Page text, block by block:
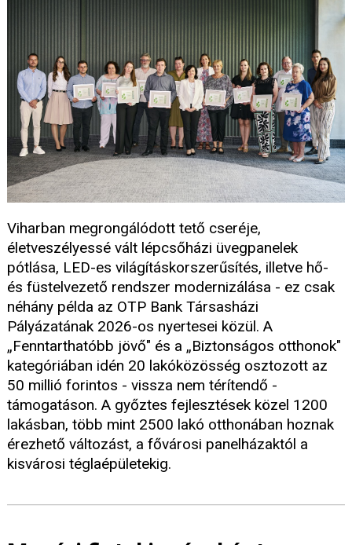
Viharban megrongálódott tető cseréje,
életveszélyessé vált lépcsőházi üvegpanelek
pótlása, LED-es világításkorszerűsítés, illetve hő-
és füstelvezető rendszer modernizálása - ez csak
néhány példa az OTP Bank Társasházi
Pályázatának 2026-os nyertesei közül. A
„Fenntarthatóbb jövő" és a „Biztonságos otthonok"
kategóriában idén 20 lakóközösség osztozott az
50 millió forintos - vissza nem térítendő -
támogatáson. A győztes fejlesztések közel 1200
lakásban, több mint 2500 lakó otthonában hoznak
érezhető változást, a fővárosi panelházaktól a
kisvárosi téglaépületekig.